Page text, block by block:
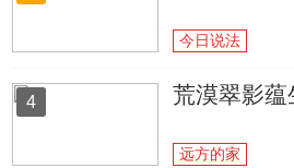
今日说法
4 荒漠翠影蕴
远方的家